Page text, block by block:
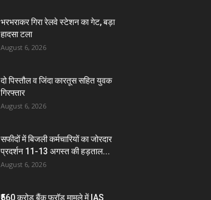
भरभराकर गिरा रेलवे स्टेशन का गेट, बड़ा
हादसा टला
August 6, 2026
दो पिस्तौल व जिंदा कारतूस सहित युवक
गिरफ्तार
August 6, 2026
सफीदों में बिजली कर्मचारियों का जोरदार
प्रदर्शन 11-13 अगस्त की हड़ताल...
August 6, 2026
₹560 करोड़ बैंक फ्रॉड मामले में IAS